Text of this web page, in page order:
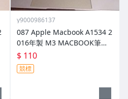
y9000986137
087 Apple Macbook A1534 2
016年製 M3 MACBOOK筆電
標多賣多少
$ 110
競標